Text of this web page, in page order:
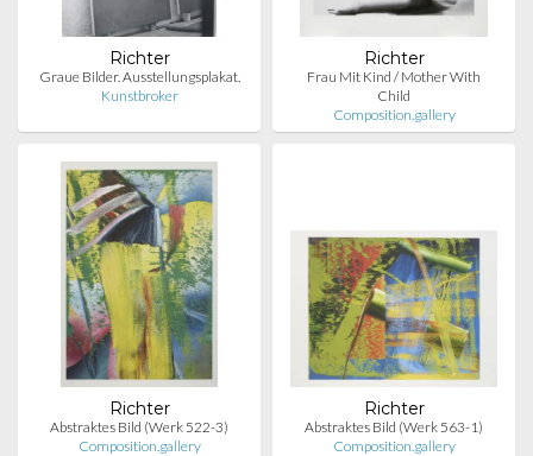
Richter
Graue Bilder. Ausstellungsplakat.
Kunstbroker
Richter
Frau Mit Kind / Mother With
Child
Composition.gallery
Richter
Abstraktes Bild (Werk 522-3)
Composition.gallery
Richter
Abstraktes Bild (Werk 563-1)
Composition.gallery